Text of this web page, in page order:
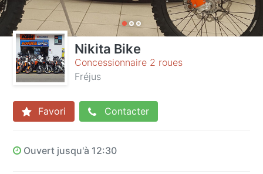
Nikita Bike
Concessionnaire 2 roues
Fréjus
Favori Contacter
Ouvert jusqu'à 12:30